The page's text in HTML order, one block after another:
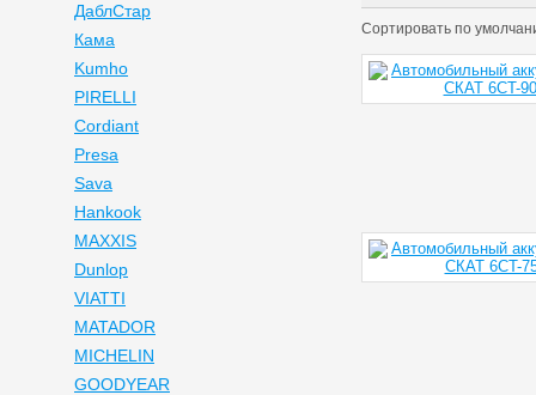
Сортировать по
ДаблСтар
Кама
Kumho
PIRELLI
Cordiant
Presa
Sava
Hankook
MAXXIS
Dunlop
VIATTI
MATADOR
MICHELIN
GOODYEAR